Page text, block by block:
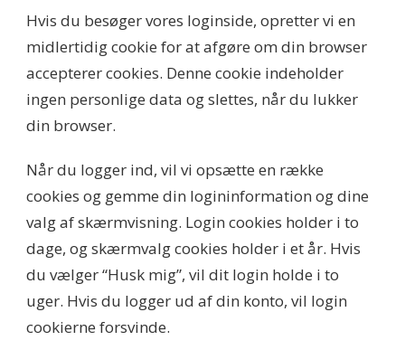
Hvis du besøger vores loginside, opretter vi en
midlertidig cookie for at afgøre om din browser
accepterer cookies. Denne cookie indeholder
ingen personlige data og slettes, når du lukker
din browser.
Når du logger ind, vil vi opsætte en række
cookies og gemme din logininformation og dine
valg af skærmvisning. Login cookies holder i to
dage, og skærmvalg cookies holder i et år. Hvis
du vælger “Husk mig”, vil dit login holde i to
uger. Hvis du logger ud af din konto, vil login
cookierne forsvinde.